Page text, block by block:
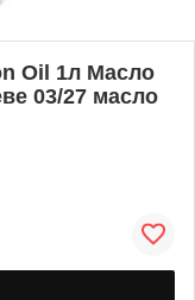
Oil 1л Масло
03/27 масло